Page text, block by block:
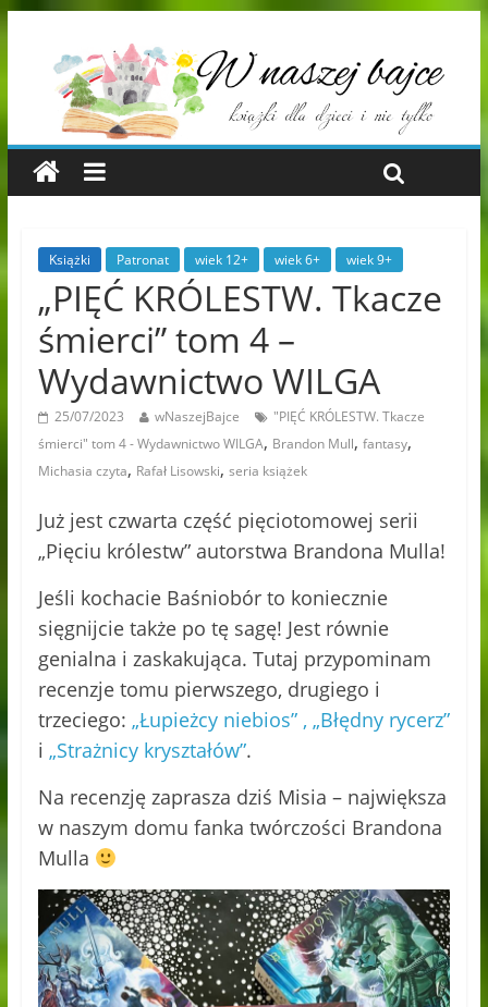
Książki Patronat wiek 12+ wiek 6+ wiek 9+
„PIĘĆ KRÓLESTW. Tkacze
śmierci” tom 4 –
Wydawnictwo WILGA
25/07/2023 wNaszejBajce
"PIĘĆ KRÓLESTW. Tkacze
śmierci" tom 4 - Wydawnictwo WILGA, Brandon Mull, fantasy,
Michasia czyta, Rafał Lisowski, seria książek
Już jest czwarta część pięciotomowej serii
„Pięciu królestw” autorstwa Brandona Mulla!
Jeśli kochacie Baśniobór to koniecznie
sięgnijcie także po tę sagę! Jest równie
genialna i zaskakująca. Tutaj przypominam
recenzje tomu pierwszego, drugiego i
trzeciego: „Łupieżcy niebios” , „Błędny rycerz”
i „Strażnicy kryształów”.
Na recenzję zaprasza dziś Misia – największa
w naszym domu fanka twórczości Brandona
Mulla